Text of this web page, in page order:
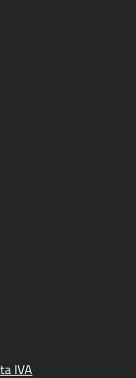
IVA